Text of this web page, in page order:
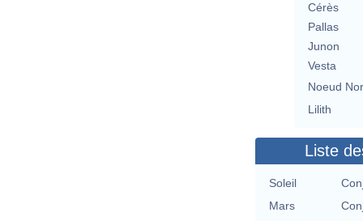
Cérès
Pallas
Junon
Vesta
Noeud
Lilith
Liste
Soleil
Mars